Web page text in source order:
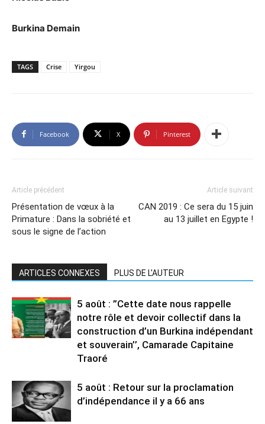
Burkina Demain
TAGS Crise Yirgou
Facebook X Pinterest
Article précédent
Présentation de vœux à la
Primature : Dans la sobriété et
sous le signe de l’action
Article suivant
CAN 2019 : Ce sera du 15 juin
au 13 juillet en Egypte !
ARTICLES CONNEXES PLUS DE L'AUTEUR
5 août : ”Cette date nous rappelle
notre rôle et devoir collectif dans la
construction d’un Burkina indépendant
et souverain’’, Camarade Capitaine
Traoré
5 août : Retour sur la proclamation
d’indépendance il y a 66 ans